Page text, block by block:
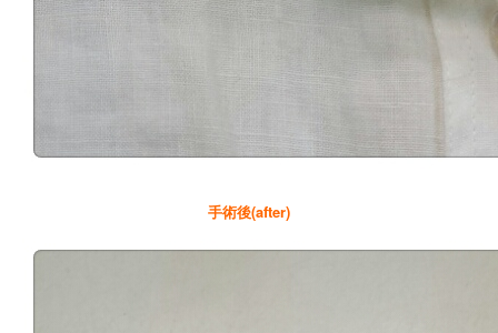
手術後(after)